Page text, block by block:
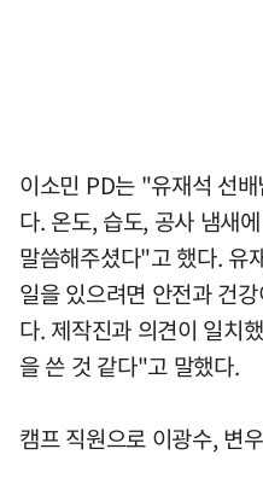
이소민 PD는 "유재석 선
다. 온도, 습도, 공사 냄새
말씀해주셨다"고 했다. 유
일을 있으려면 안전과 건
다. 제작진과 의견이 일치
을 쓴 것 같다"고 말했다.
캠프 직원으로 이광수, 변